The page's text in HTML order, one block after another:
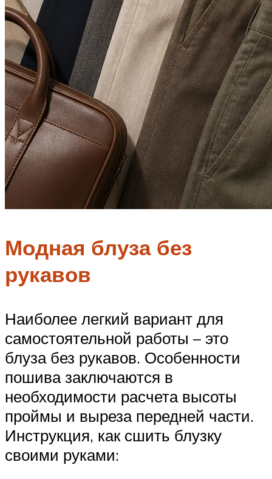
Модная блуза без
рукавов
Наиболее легкий вариант для
самостоятельной работы – это
блуза без рукавов. Особенности
пошива заключаются в
необходимости расчета высоты
проймы и выреза передней части.
Инструкция, как сшить блузку
своими руками: